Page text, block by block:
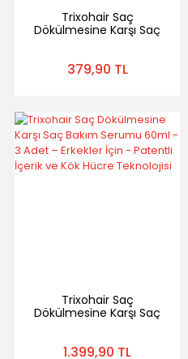
Trixohair Saç
Dökülmesine Karşı Saç
Kök Hücre Teknolojisi
379,90 TL
Trixohair Saç
Dökülmesine Karşı Saç
Patentli İçerik ve Kök
1.399,90 TL